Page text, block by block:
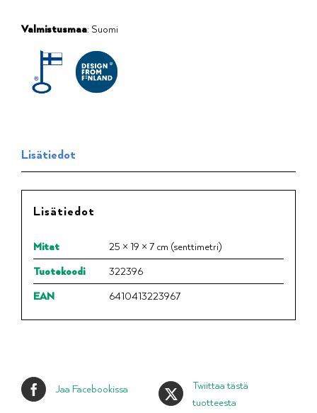
Valmistusmaa: Suomi
Lisätiedot
Lisätiedot
Mitat
25 × 19 × 7 cm (senttimetri)
Tuotekoodi
322396
EAN
6410413223967
Jaa Facebookissa
Twiittaa tästä
tuotteesta